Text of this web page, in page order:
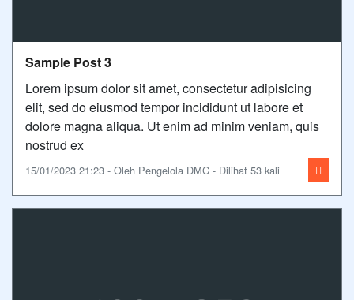
Sample Post 3
Lorem ipsum dolor sit amet, consectetur adipisicing
elit, sed do eiusmod tempor incididunt ut labore et
dolore magna aliqua. Ut enim ad minim veniam, quis
nostrud ex
15/01/2023 21:23 - Oleh Pengelola DMC - Dilihat 53 kali